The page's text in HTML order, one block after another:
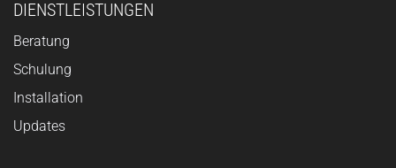
DIENSTLEISTUNGEN
Beratung
Schulung
Installation
Updates